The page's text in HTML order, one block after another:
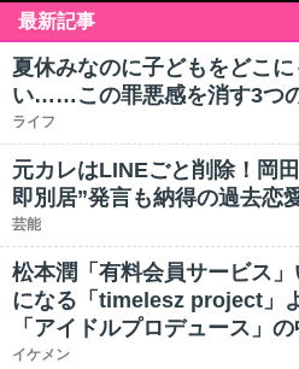
最新記事
夏休みなのに子どもをどこ
い……この罪悪感を消す3つ
ライフ
元カレはLINEごと削除！岡
即別居”発言も納得の過去恋
芸能
松本潤「有料会員サービス
になる「timelesz project」
「アイドルプロデュース」
イケメン